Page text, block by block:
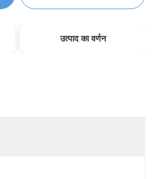
उत्पाद का वर्णन